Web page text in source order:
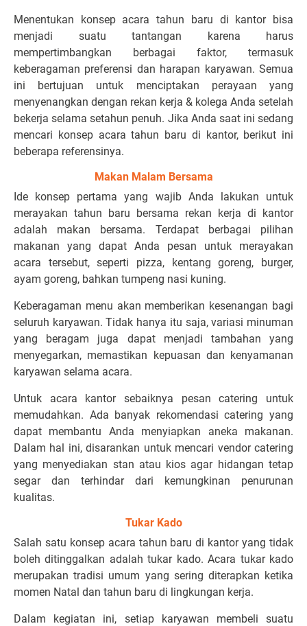
Menentukan konsep acara tahun baru di kantor bisa
menjadi suatu tantangan karena harus
mempertimbangkan berbagai faktor, termasuk
keberagaman preferensi dan harapan karyawan. Semua
ini bertujuan untuk menciptakan perayaan yang
menyenangkan dengan rekan kerja & kolega Anda setelah
bekerja selama setahun penuh. Jika Anda saat ini sedang
mencari konsep acara tahun baru di kantor, berikut ini
beberapa referensinya.
Makan Malam Bersama
Ide konsep pertama yang wajib Anda lakukan untuk
merayakan tahun baru bersama rekan kerja di kantor
adalah makan bersama. Terdapat berbagai pilihan
makanan yang dapat Anda pesan untuk merayakan
acara tersebut, seperti pizza, kentang goreng, burger,
ayam goreng, bahkan tumpeng nasi kuning.
Keberagaman menu akan memberikan kesenangan bagi
seluruh karyawan. Tidak hanya itu saja, variasi minuman
yang beragam juga dapat menjadi tambahan yang
menyegarkan, memastikan kepuasan dan kenyamanan
karyawan selama acara.
Untuk acara kantor sebaiknya pesan catering untuk
memudahkan. Ada banyak rekomendasi catering yang
dapat membantu Anda menyiapkan aneka makanan.
Dalam hal ini, disarankan untuk mencari vendor catering
yang menyediakan stan atau kios agar hidangan tetap
segar dan terhindar dari kemungkinan penurunan
kualitas.
Tukar Kado
Salah satu konsep acara tahun baru di kantor yang tidak
boleh ditinggalkan adalah tukar kado. Acara tukar kado
merupakan tradisi umum yang sering diterapkan ketika
momen Natal dan tahun baru di lingkungan kerja.
Dalam kegiatan ini, setiap karyawan membeli suatu